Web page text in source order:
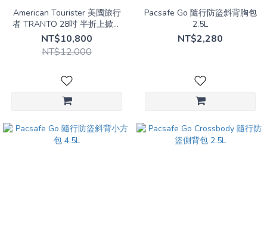
American Tourister 美國旅行
者 TRANTO 28吋 半折上掀式
行李箱
NT$10,800
NT$12,000
Pacsafe Go 隨行防盜斜背胸包
2.5L
NT$2,280